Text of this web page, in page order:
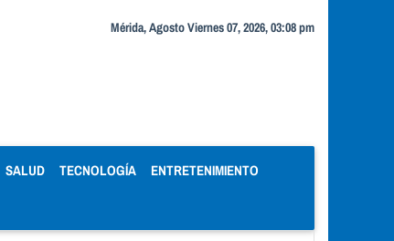
Mérida, Agosto Viernes 07, 2026, 03:08 pm
SALUD TECNOLOGÍA ENTRETENIMIENTO